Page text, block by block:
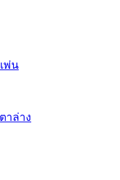
พ่น
าล่าง